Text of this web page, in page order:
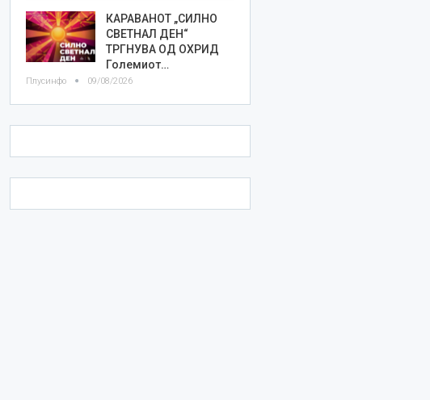
КАРАВАНОТ „СИЛНО
СВЕТНАЛ ДЕН“
ТРГНУВА ОД ОХРИД
Големиот…
Плусинфо 09/08/2026